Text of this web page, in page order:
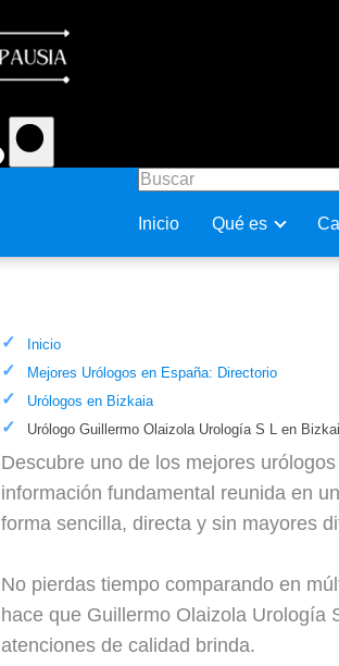
Inicio Qué es
Inicio
Mejores Urólogos en España: Directorio
Urólogos en Bizkaia
Urólogo Guillermo Olaizola Urología S L en
Descubre uno de los mejores
información fundamental reunida en
forma sencilla, directa y sin mayores
No pierdas tiempo comparando en
hace que Guillermo Olaizola Urología
atenciones de calidad brinda.